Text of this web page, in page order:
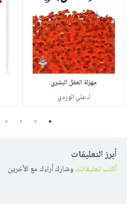
مهزلة العقل البشري
لـ علي الوردي
1
2
3
4
أبرز التعليقات
أكتب تعليقاتك وشارك أراءك مع الأخرين